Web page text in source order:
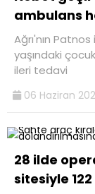
ambulans
Ağrı'nın
yaşındaki
ileri tedavi
06 Haziran
28 ilde
sitesiyle